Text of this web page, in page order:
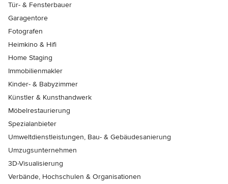
Tür- & Fensterbauer
Garagentore
Fotografen
Heimkino & Hifi
Home Staging
Immobilienmakler
Kinder- & Babyzimmer
Künstler & Kunsthandwerk
Möbelrestaurierung
Spezialanbieter
Umweltdienstleistungen, Bau- & Gebäudesanierung
Umzugsunternehmen
3D-Visualisierung
Verbände, Hochschulen & Organisationen